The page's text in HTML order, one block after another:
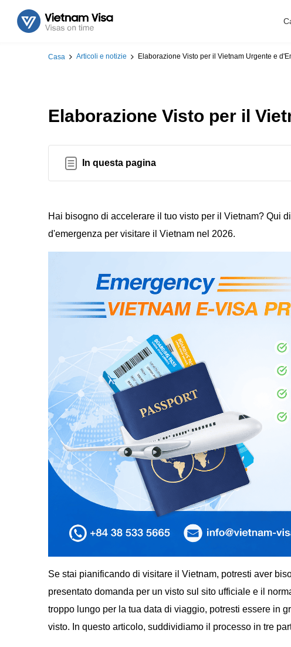
Casa Articoli e notizie Elaborazione Visto per il Vietnam Urgente e
Elaborazione Visto per il
In questa pagina
Hai bisogno di accelerare il tuo visto per il Vietnam? Qui
d'emergenza per visitare il Vietnam nel 2026.
Se stai pianificando di visitare il Vietnam, potresti aver
presentato domanda per un visto sul sito ufficiale e il
troppo lungo per la tua data di viaggio, potresti essere in
visto. In questo articolo, suddividiamo il processo in tre